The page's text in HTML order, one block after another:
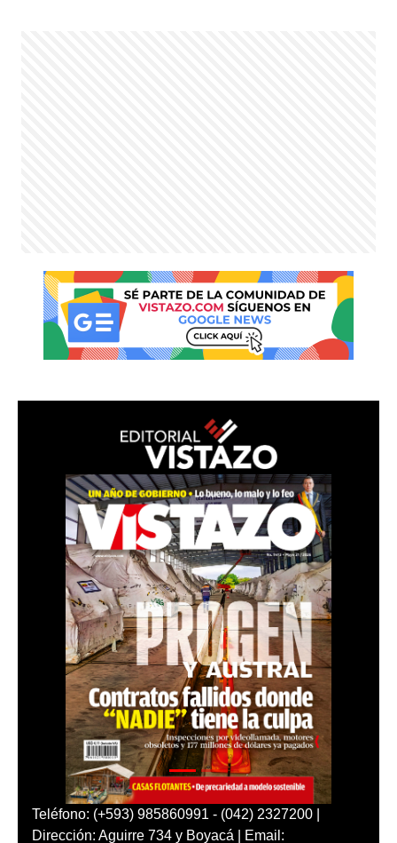
Teléfono: (+593) 985860991 - (042) 2327200 |
Dirección: Aguirre 734 y Boyacá | Email: